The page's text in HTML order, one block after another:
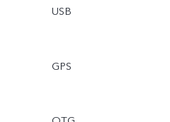
USB
GPS